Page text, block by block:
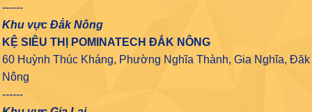
------
Khu vực Đắk Nông
KỆ SIÊU THỊ POMINATECH ĐẮK NÔNG
60 Huỳnh Thúc Kháng, Phường Nghĩa Thành, Gia Nghĩa, Đăk
Nông
------